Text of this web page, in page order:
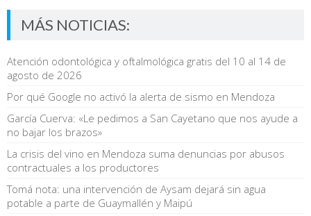
MÁS NOTICIAS:
Atención odontológica y oftalmológica gratis del 10 al 14 de
agosto de 2026
Por qué Google no activó la alerta de sismo en Mendoza
García Cuerva: «Le pedimos a San Cayetano que nos ayude a
no bajar los brazos»
La crisis del vino en Mendoza suma denuncias por abusos
contractuales a los productores
Tomá nota: una intervención de Aysam dejará sin agua
potable a parte de Guaymallén y Maipú